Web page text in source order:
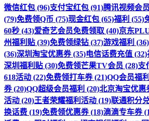
微信红包 (96)支付宝红包 (91)腾讯视频会
(79)免费领Q币 (75)现金红包 (65)福利 (55)
60秒 (43)爱奇艺会员免费领取 (40)京东
州福利贴 (39)免费领绿钻 (37)游戏福利 (36)
(36)深圳淘宝优惠券 (35)电信话费充值 (32)
深圳福利贴 (30)免费领芒果TV会员 (28)支
618活动 (22)免费领打车券 (21)QQ会员福
券 (20)QQ超级会员福利 (20)北京淘宝优惠
活动 (20)王者荣耀福利活动 (19)联通积分
换话费 (19)免费领优惠券 (18)滴滴专车券